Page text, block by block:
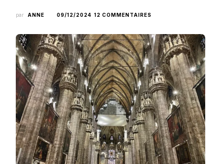
par ANNE 09/12/2024 12 COMMENTAIRES
DEPUIS
L’INTÉRIEUR